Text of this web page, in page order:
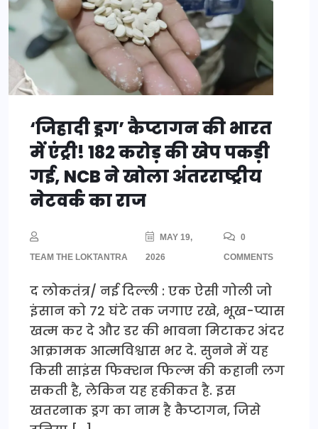
‘जिहादी ड्रग’ कैप्टागन की भारत
में एंट्री! 182 करोड़ की खेप पकड़ी
गई, NCB ने खोला अंतरराष्ट्रीय
नेटवर्क का राज
TEAM THE LOKTANTRA
MAY 19,
2026
0
COMMENTS
द लोकतंत्र/ नई दिल्ली : एक ऐसी गोली जो
इंसान को 72 घंटे तक जगाए रखे, भूख-प्यास
खत्म कर दे और डर की भावना मिटाकर अंदर
आक्रामक आत्मविश्वास भर दे. सुनने में यह
किसी साइंस फिक्शन फिल्म की कहानी लग
सकती है, लेकिन यह हकीकत है. इस
खतरनाक ड्रग का नाम है कैप्टागन, जिसे